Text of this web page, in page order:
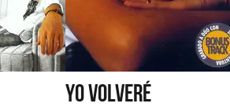
YO VOLVERÉ